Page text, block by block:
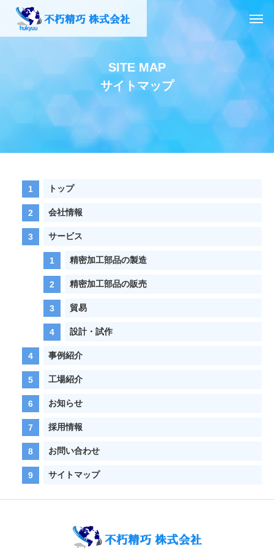
SITE MAP
サイトマップ
トップ
会社情報
サービス
精密加工部品の製造
精密加工部品の販売
貿易
設計・試作
事例紹介
工場紹介
お知らせ
採用情報
お問い合わせ
サイトマップ